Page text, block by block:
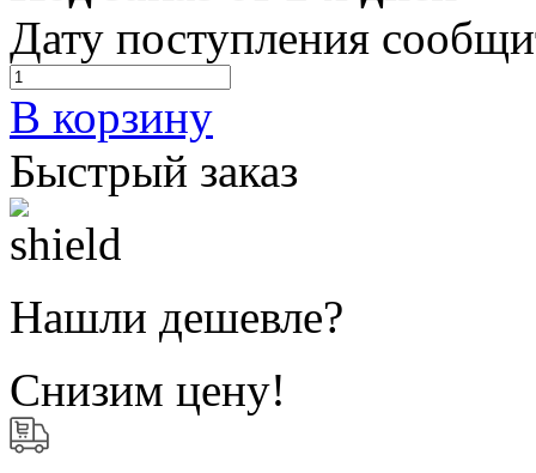
Дату поступления
В корзину
Быстрый заказ
Нашли дешевле?
Снизим цену!